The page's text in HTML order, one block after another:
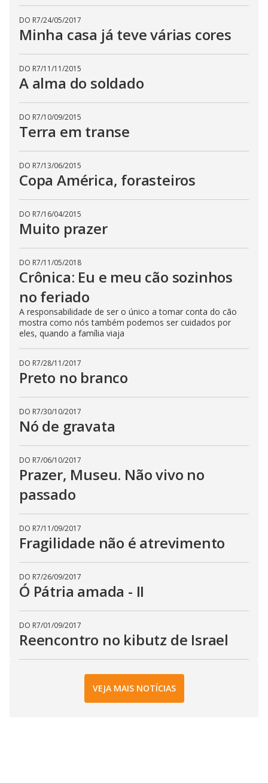
DO R7/24/05/2017
Minha casa já teve várias cores
DO R7/11/11/2015
A alma do soldado
DO R7/10/09/2015
Terra em transe
DO R7/13/06/2015
Copa América, forasteiros
DO R7/16/04/2015
Muito prazer
DO R7/11/05/2018
Crônica: Eu e meu cão sozinhos
no feriado
A responsabilidade de ser o único a tomar conta do cão
mostra como nós também podemos ser cuidados por
eles, quando a família viaja
DO R7/28/11/2017
Preto no branco
DO R7/30/10/2017
Nó de gravata
DO R7/06/10/2017
Prazer, Museu. Não vivo no
passado
DO R7/11/09/2017
Fragilidade não é atrevimento
DO R7/26/09/2017
Ó Pátria amada - II
DO R7/01/09/2017
Reencontro no kibutz de Israel
VEJA MAIS NOTÍCIAS